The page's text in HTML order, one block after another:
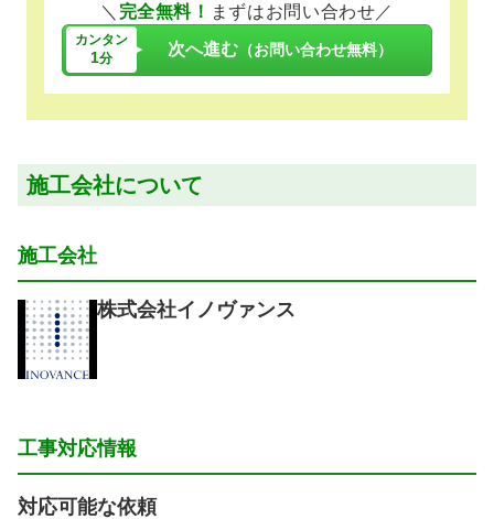
＼ 完全無料！ まずはお問い合わせ／
カンタン
1分 次へ進む （お問い合わせ無料）
施工会社について
施工会社
株式会社イノヴァンス
工事対応情報
対応可能な依頼